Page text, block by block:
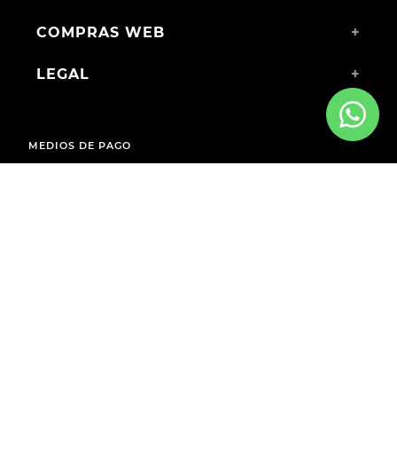
COMPRAS WEB +
LEGAL +
MEDIOS DE PAGO